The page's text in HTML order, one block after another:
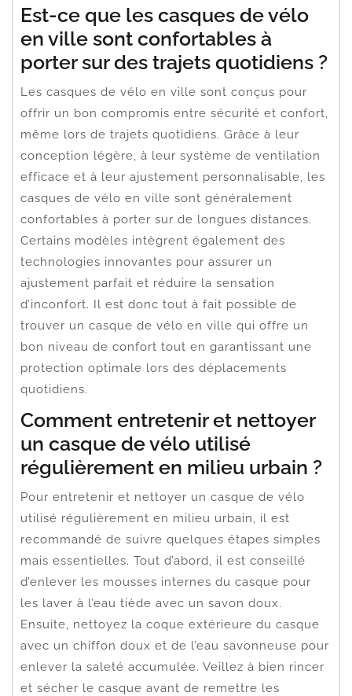
Est-ce que les casques de vélo
en ville sont confortables à
porter sur des trajets quotidiens ?
Les casques de vélo en ville sont conçus pour
offrir un bon compromis entre sécurité et confort,
même lors de trajets quotidiens. Grâce à leur
conception légère, à leur système de ventilation
efficace et à leur ajustement personnalisable, les
casques de vélo en ville sont généralement
confortables à porter sur de longues distances.
Certains modèles intègrent également des
technologies innovantes pour assurer un
ajustement parfait et réduire la sensation
d’inconfort. Il est donc tout à fait possible de
trouver un casque de vélo en ville qui offre un
bon niveau de confort tout en garantissant une
protection optimale lors des déplacements
quotidiens.
Comment entretenir et nettoyer
un casque de vélo utilisé
régulièrement en milieu urbain ?
Pour entretenir et nettoyer un casque de vélo
utilisé régulièrement en milieu urbain, il est
recommandé de suivre quelques étapes simples
mais essentielles. Tout d’abord, il est conseillé
d’enlever les mousses internes du casque pour
les laver à l’eau tiède avec un savon doux.
Ensuite, nettoyez la coque extérieure du casque
avec un chiffon doux et de l’eau savonneuse pour
enlever la saleté accumulée. Veillez à bien rincer
et sécher le casque avant de remettre les